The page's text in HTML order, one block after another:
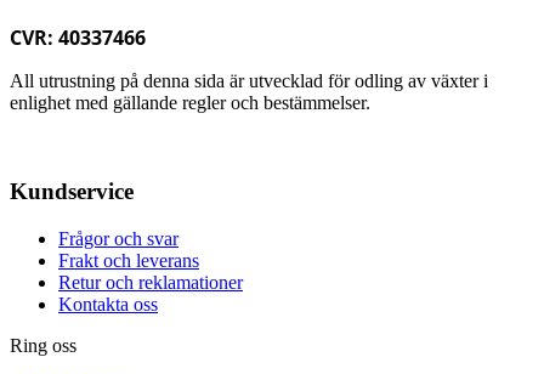
CVR: 40337466
All utrustning på denna sida är utvecklad för odling av växter i
enlighet med gällande regler och bestämmelser.
Kundservice
Frågor och svar
Frakt och leverans
Retur och reklamationer
Kontakta oss
Ring oss